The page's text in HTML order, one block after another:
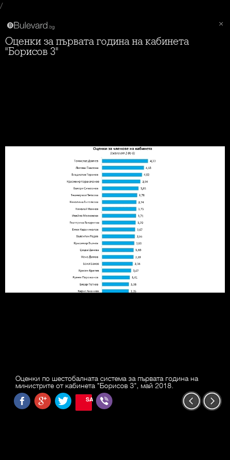
/
Оценки за първата година на кабинета
"Борисов 3"
Оценки по шестобалната система за първата година на
министрите от кабинета "Борисов 3", май 2018.
SAVE